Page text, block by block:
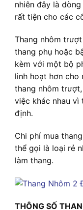
nhiên đây là
rất tiện cho các
Thang nhôm
thang phụ hoặc
kèm với một bộ
linh hoạt hơn cho
thang nhôm
việc khác nhau
định.
Chi phí mua
thể gọi là loại rẻ
làm thang.
THÔNG SỐ